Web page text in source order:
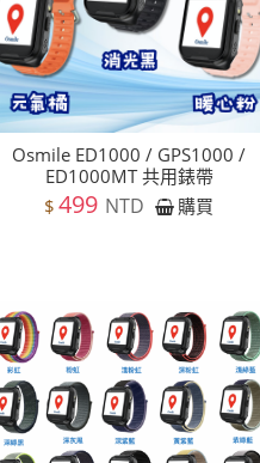
Osmile ED1000 / GPS1000 /
ED1000MT 共用錶帶
$ 499 NTD 購買